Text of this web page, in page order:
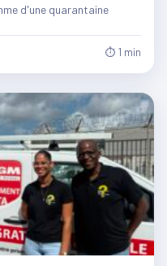
d'une quarantaine
⏱ 1 min